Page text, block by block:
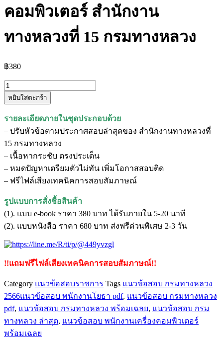
คอมพิวเตอร์ สำนักงาน
ทางหลวงที่ 15 กรมทางหลวง
฿380
จำนวน
แนว
พนักงาน
เครื่อง
คอมพิวเตอร์
สำนักงาน
ทางหลวง
กรม
ทางหลวง
ชิ้น
หยิบใส่ตะกร้า
รายละเอียดภายในชุดประกอบด้วย
– ปรับหัวข้อตามประกาศสอบล่าสุดของ สำนักงานทางหลวงที่
15 กรมทางหลวง
– เนื้อหากระชับ ตรงประเด็น
– หมดปัญหาเตรียมตัวไม่ทัน เพิ่มโอกาสสอบติด
– ฟรีไฟล์เสียงเทคนิคการสอบสัมภาษณ์
รูปแบบการสั่งชื้อสินค้า
(1). แบบ e-book ราคา 380 บาท ได้รับภายใน 5-20 นาที
(2). แบบหนังสือ ราคา 680 บาท ส่งฟรีด่วนพิเศษ 2-3 วัน
!!แถมฟรีไฟล์เสียงเทคนิคการสอบสัมภาษณ์!!
Category แนวข้อสอบราชการ Tags แนวข้อสอบ กรมทางหลวง
2566แนวข้อสอบ พนักงานโยธา pdf, แนวข้อสอบ กรมทางหลวง
pdf, แนวข้อสอบ กรมทางหลวง พร้อมเฉลย, แนวข้อสอบ กรม
ทางหลวง ล่าสุด, แนวข้อสอบ พนักงานเครื่องคอมพิวเตอร์
พร้อมเฉลย